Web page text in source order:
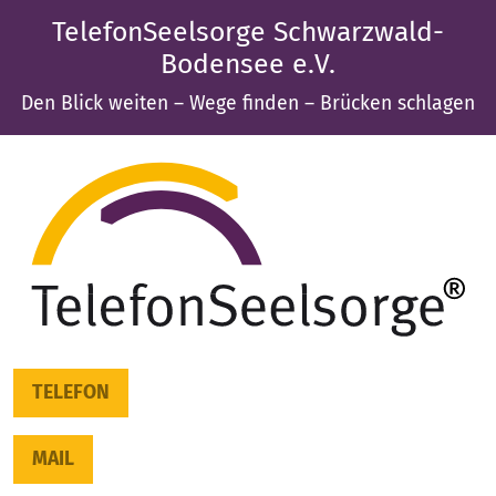
TelefonSeelsorge Schwarzwald-
Bodensee e.V.
Den Blick weiten – Wege finden – Brücken schlagen
TELEFON
MAIL